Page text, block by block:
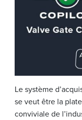
Le système
se veut être la
conviviale de